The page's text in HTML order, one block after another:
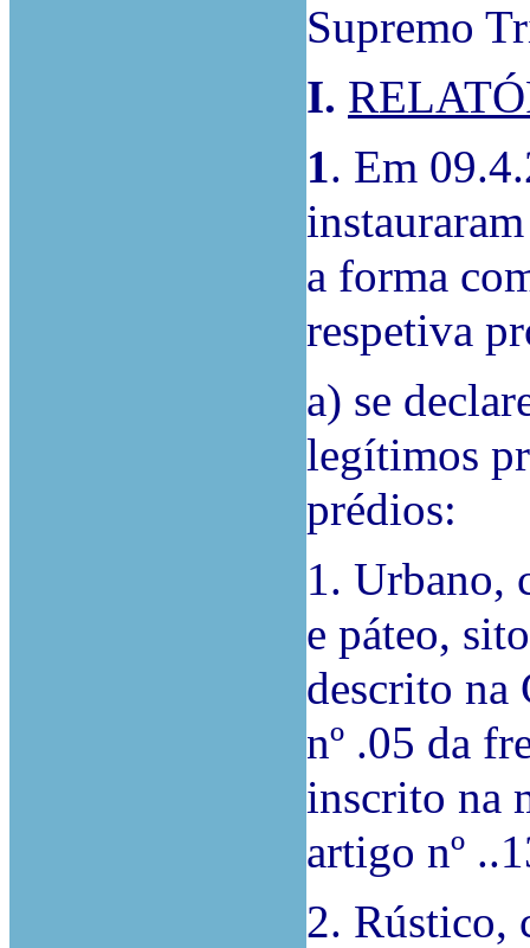
Supremo
I.
1. Em
a forma
respetiva
a) se
legítimos
prédios:
1. Urbano,
e páteo,
descrito na
nº .05 da
inscrito na
artigo nº
2. Rústico,